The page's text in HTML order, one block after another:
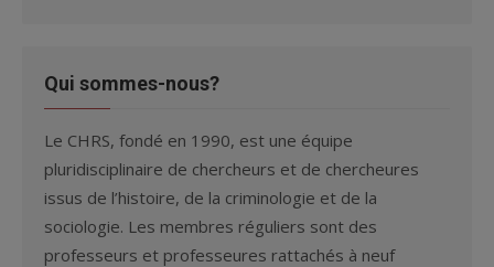
Qui sommes-nous?
Le CHRS, fondé en 1990, est une équipe
pluridisciplinaire de chercheurs et de chercheures
issus de l’histoire, de la criminologie et de la
sociologie. Les membres réguliers sont des
professeurs et professeures rattachés à neuf